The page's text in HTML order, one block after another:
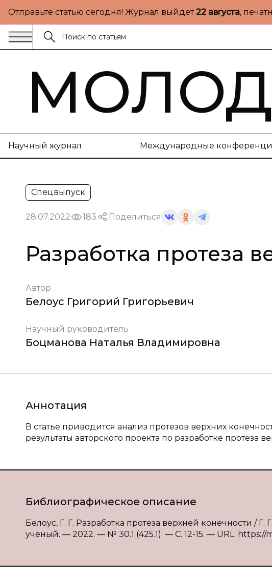
Отправьте статью сегодня! Журнал выйдет22 августа,
Научный журнал Международные
Спецвыпуск
28.07.2022 183 Поделиться
Разработка протеза
Автор
Белоус Григорий Григорьевич
Научный руководитель
Боцманова Наталья Владимировна
Аннотация
В статье приводится анализ протезов верхних
результаты авторского проекта по разработке протеза
Библиографическое описание
Белоус, Г. Г. Разработка протеза верхней конечности /
ученый. — 2022. — № 30.1 (425.1). — С. 12-15. — URL: https://